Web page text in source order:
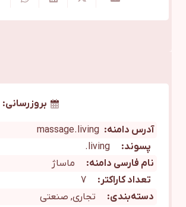
بروزرسانی:
آدرس دامنه: massage.living
پسوند:
living.
نام فارسی دامنه:
ماساژ
تعداد کاراکتر:
7
دسته‌بندی:
تجاری, صنعتی